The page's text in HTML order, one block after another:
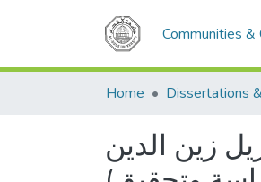
Communities &
Home
زين الدين